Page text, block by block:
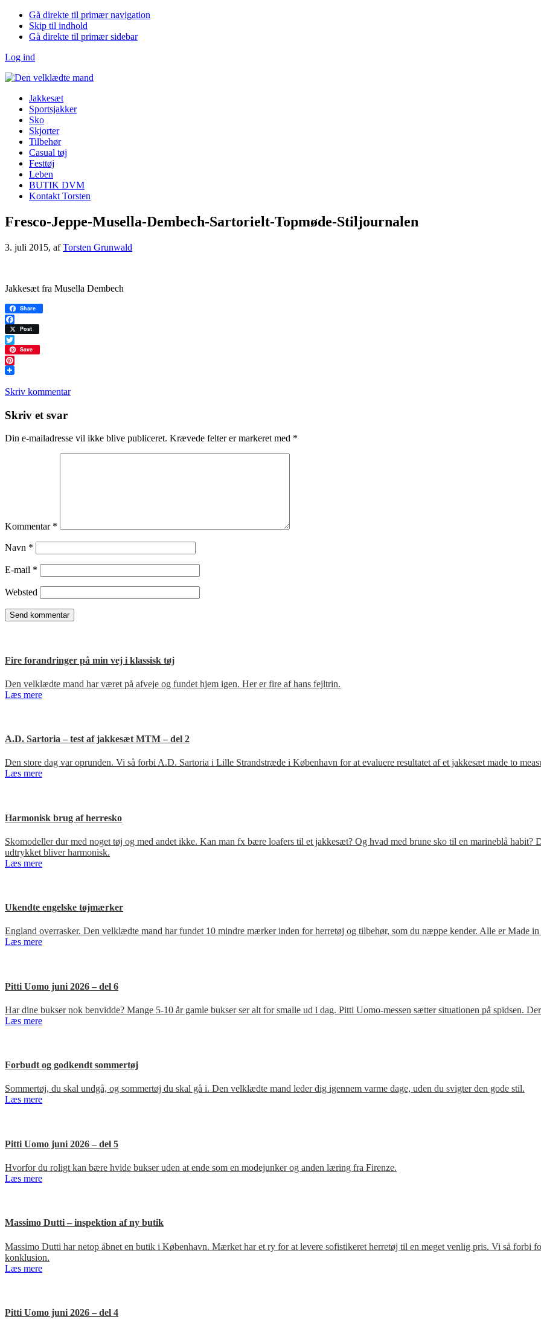
Gå direkte til primær navigation
Skip til indhold
Gå direkte til primær sidebar
Log ind
Jakkesæt
Sportsjakker
Sko
Skjorter
Tilbehør
Casual tøj
Festtøj
Leben
BUTIK DVM
Kontakt Torsten
Fresco-Jeppe-Musella-Dembech-Sartorielt-Topmøde-Stiljournalen
3. juli 2015, afTorsten Grunwald
Jakkesæt fra Musella Dembech
Share
Facebook
Post
Twitter
Save
Pinterest
Skriv kommentar
Læserinteraktioner
Skriv et svar
Din e-mailadresse vil ikke blive publiceret. Krævede felter er markeret med *
Kommentar *
Navn *
E-mail *
Websted
Fire forandringer på min vej i klassisk tøj
Den velklædte mand har været på afveje og fundet hjem igen. Her er fire af hans fejltrin.
Læs mere
A.D. Sartoria – test af jakkesæt MTM – del 2
Den store dag var oprunden. Vi så forbi A.D. Sartoria i Lille Strandstræde i København for at evaluere resultatet af et jakkesæt made to
Læs mere
Harmonisk brug af herresko
Skomodeller dur med noget tøj og med andet ikke. Kan man fx bære loafers til et jakkesæt? Og hvad med brune sko til en marineblå
udtrykket bliver harmonisk.
Læs mere
Ukendte engelske tøjmærker
England overrasker. Den velklædte mand har fundet 10 mindre mærker inden for herretøj og tilbehør, som du næppe kender. Alle er Made
Læs mere
Pitti Uomo juni 2026 – del 6
Har dine bukser nok benvidde? Mange 5-10 år gamle bukser ser alt for smalle ud i dag. Pitti Uomo-messen sætter situationen på spidsen.
Læs mere
Forbudt og godkendt sommertøj
Sommertøj, du skal undgå, og sommertøj du skal gå i. Den velklædte mand leder dig igennem varme dage, uden du svigter den gode stil.
Læs mere
Pitti Uomo juni 2026 – del 5
Hvorfor du roligt kan bære hvide bukser uden at ende som en modejunker og anden læring fra Firenze.
Læs mere
Massimo Dutti – inspektion af ny butik
Massimo Dutti har netop åbnet en butik i København. Mærket har et ry for at levere sofistikeret herretøj til en meget venlig pris. Vi så forbi
konklusion.
Læs mere
Pitti Uomo juni 2026 – del 4